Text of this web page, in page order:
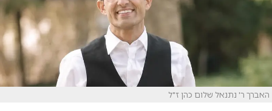
האברך ר' נתנאל שלום כהן ז"ל